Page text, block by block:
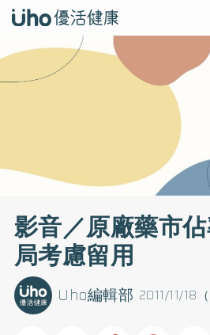
影音／原廠藥市
局考慮留用
2011/11/18
Uho編輯部